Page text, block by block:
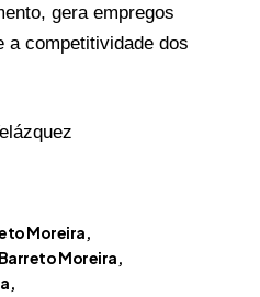
gera empregos
a competitividade dos
Moreira
Moreira